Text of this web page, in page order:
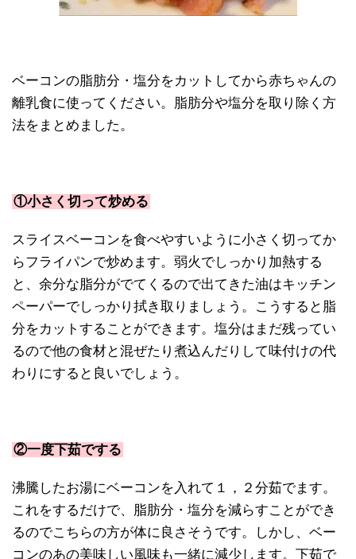
ベーコンの脂肪分・塩分をカットしてから赤ちゃんの
離乳食に使ってください。脂肪分や塩分を取り除く方
法をまとめました。
①小さく切って炒める
スライスベーコンを食べやすいように小さく切ってか
らフライパンで炒めます。弱火でしっかり加熱する
と、余分な脂分がでてくるので出てきた油はキッチン
ペーパーでしっかり拭き取りましょう。こうすると脂
分をカットすることができます。塩分はまだ残ってい
るので他の食材と混ぜたり煮込んだりして味付けの代
わりにすると良いでしょう。
②一度下茹でする
沸騰したお湯にベーコンを入れて１，２分茹でます。
これをするだけで、脂肪分・塩分を減らすことができ
るのでこちらの方が体に良さそうです。しかし、ベー
コンのあの美味しい風味も一緒に減少します。下茹で